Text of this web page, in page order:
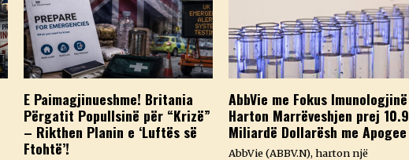
E Paimagjinueshme! Britania
Përgatit Popullsinë për “Krizë”
– Rikthen Planin e ‘Luftës së
Ftohtë’!
AbbVie me Fokus Imunologjinë
Harton Marrëveshjen prej 10.9
Miliardë Dollarësh me Apogee
AbbVie (ABBV.N), harton një